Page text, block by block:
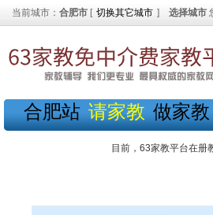
当前城市： 合肥市 [ 切换其它城市 ] 选择城市
合肥站 请家教 做家教
目前，63家教平台在册